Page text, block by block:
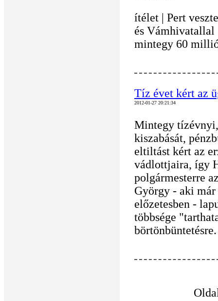
ítélet | Pert
és Vámhivatallal
mintegy 60
Tíz évet kért az
2012-01-27 20:21:34
Mintegy
kiszabását,
eltiltást kért az
vádlottjaira, így
polgármesterre
György - aki
előzetesben -
többsége
börtönbüntetésre.